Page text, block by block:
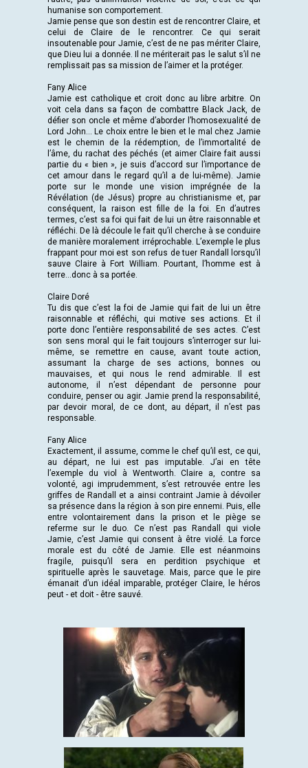
humanise son comportement.
Jamie pense que son destin est de rencontrer Claire, et
celui de Claire de le rencontrer. Ce qui serait
insoutenable pour Jamie, c’est de ne pas mériter Claire,
que Dieu lui a donnée. Il ne mériterait pas le salut s’il ne
remplissait pas sa mission de l’aimer et la protéger.
Fany Alice
Jamie est catholique et croit donc au libre arbitre. On
voit cela dans sa façon de combattre Black Jack, de
défier son oncle et même d’aborder l’homosexualité de
Lord John… Le choix entre le bien et le mal chez Jamie
est le chemin de la rédemption, de l’immortalité de
l’âme, du rachat des péchés (et aimer Claire fait aussi
partie du « bien », je suis d’accord sur l’importance de
cet amour dans le regard qu’il a de lui-même). Jamie
porte sur le monde une vision imprégnée de la
Révélation (de Jésus) propre au christianisme et, par
conséquent, la raison est fille de la foi. En d’autres
termes, c’est sa foi qui fait de lui un être raisonnable et
réfléchi. De là découle le fait qu’il cherche à se conduire
de manière moralement irréprochable. L’exemple le plus
frappant pour moi est son refus de tuer Randall lorsqu’il
sauve Claire à Fort William. Pourtant, l’homme est à
terre…donc à sa portée.
Claire Doré
Tu dis que c’est la foi de Jamie qui fait de lui un être
raisonnable et réfléchi, qui motive ses actions. Et il
porte donc l’entière responsabilité de ses actes. C’est
son sens moral qui le fait toujours s’interroger sur lui-
même, se remettre en cause, avant toute action,
assumant la charge de ses actions, bonnes ou
mauvaises, et qui nous le rend admirable. Il est
autonome, il n’est dépendant de personne pour
conduire, penser ou agir. Jamie prend la responsabilité,
par devoir moral, de ce dont, au départ, il n’est pas
responsable.
Fany Alice
Exactement, il assume, comme le chef qu’il est, ce qui,
au départ, ne lui est pas imputable. J’ai en tête
l’exemple du viol à Wentworth. Claire a, contre sa
volonté, agi imprudemment, s’est retrouvée entre les
griffes de Randall et a ainsi contraint Jamie à dévoiler
sa présence dans la région à son pire ennemi. Puis, elle
entre volontairement dans la prison et le piège se
referme sur le duo. Ce n’est pas Randall qui viole
Jamie, c’est Jamie qui consent à être violé. La force
morale est du côté de Jamie. Elle est néanmoins
fragile, puisqu’il sera en perdition psychique et
spirituelle après le sauvetage. Mais, parce que le pire
émanait d’un idéal imparable, protéger Claire, le héros
peut - et doit - être sauvé.